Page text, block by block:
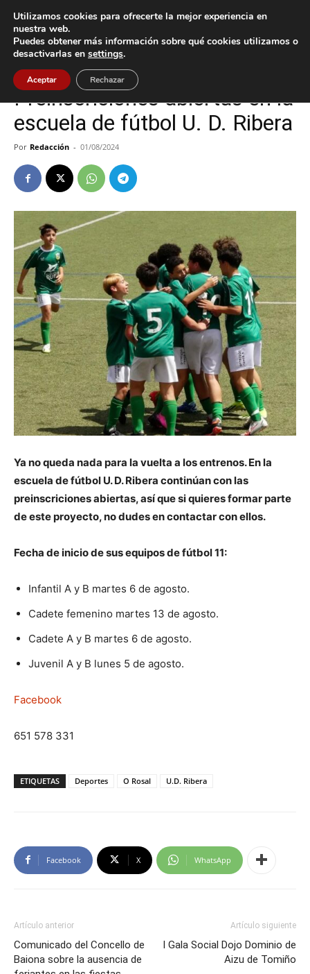
Inicio Deportes
Deportes O Rosal
Preinscriciones abiertas en la
escuela de fútbol U. D. Ribera
Por Redacción - 01/08/2024
Ya no queda nada para la vuelta a los entrenos. En la
escuela de fútbol U. D. Ribera continúan con las
preinscriciones abiertas, así que si quieres formar parte
de este proyecto, no dudes en contactar con ellos.
Fecha de inicio de sus equipos de fútbol 11:
Infantil A y B martes 6 de agosto.
Cadete femenino martes 13 de agosto.
Cadete A y B martes 6 de agosto.
Juvenil A y B lunes 5 de agosto.
Facebook
651 578 331
ETIQUETAS Deportes O Rosal U.D. Ribera
Facebook X WhatsApp
Artículo anterior
Comunicado del Concello de
Baiona sobre la ausencia de
Artículo siguiente
I Gala Social Dojo Dominio de
Aizu de Tomiño
Utilizamos cookies para ofrecerte la mejor experiencia en
nuestra web.
Puedes obtener más información sobre qué cookies utilizamos o
desactivarlas en settings.
Aceptar Rechazar